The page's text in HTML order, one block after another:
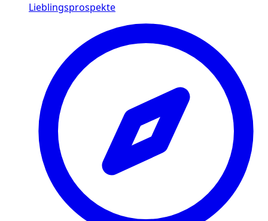
Lieblingsprospekte